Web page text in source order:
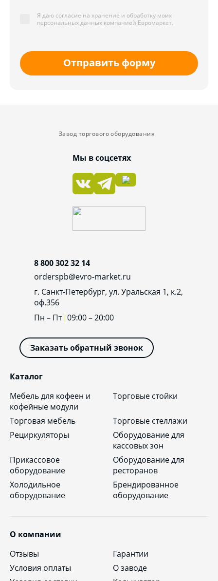
Я даю согласие на хранение и обработку моих
персональных данных компанией Евромаркет.
Отправить форму
Завод торгового оборудования
Мы в соцсетях
Каталог
Мебель для кофеен и
кофейные модули
Торговые стойки
Торговая мебель
Торговые стеллажи
Рециркуляторы
Оборудование для
кассовых зон
Прикассовое
оборудование
Оборудование для
ресторанов
Холодильное
оборудование
Брендированное
оборудование
О компании
Отзывы
Гарантии
Условия оплаты
О заводе
8 800 302 32 14
orderspb@evro-market.ru
г. Санкт-Петербург, ул. Уральская 1, к.2,
оф.356
Пн – Пт 09:00 – 20:00
Заказать обратный звонок